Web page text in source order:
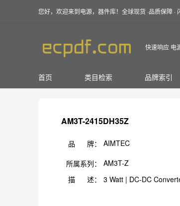
您好，欢迎来到电源，器件库！全球现货 ·品质保障 ·
快速响应 电
首页 类目检索 品牌索引
AM3T-2415DH35Z
品 牌： AIMTEC
所属系列：
AM3T-Z
描 述：
3 Watt | DC-DC